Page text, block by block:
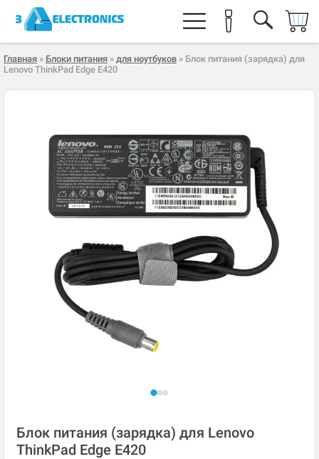
Главная » Блоки питания » для ноутбуков » Блок питания (зарядка) для
Lenovo ThinkPad Edge E420
Блок питания (зарядка) для Lenovo
ThinkPad Edge E420